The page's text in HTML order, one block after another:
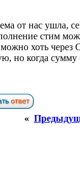
от нас ушла,
стим
хоть
но когда сумму
«